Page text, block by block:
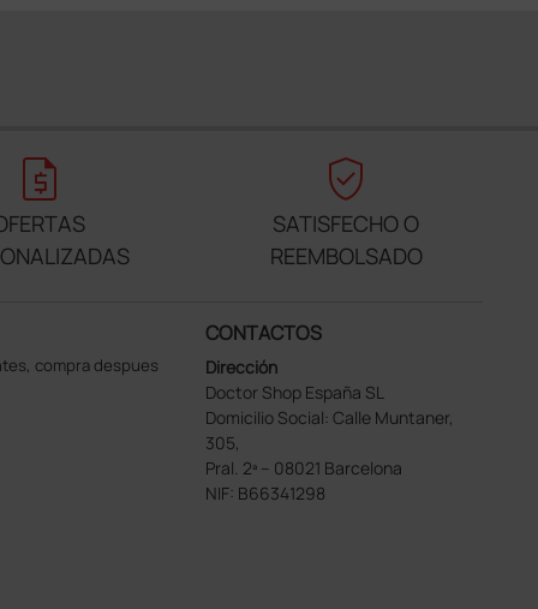
request_quote verified_user
SATISFECHO O
REEMBOLSADO
compra despues
CONTACTOS
Dirección
Doctor Shop España SL
Domicilio Social: Calle Muntaner,
305,
Pral. 2ª – 08021 Barcelona
NIF: B66341298